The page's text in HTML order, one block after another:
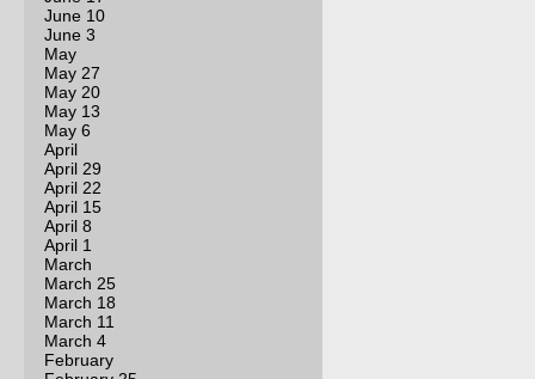
June 10
June 3
May
May 27
May 20
May 13
May 6
April
April 29
April 22
April 15
April 8
April 1
March
March 25
March 18
March 11
March 4
February